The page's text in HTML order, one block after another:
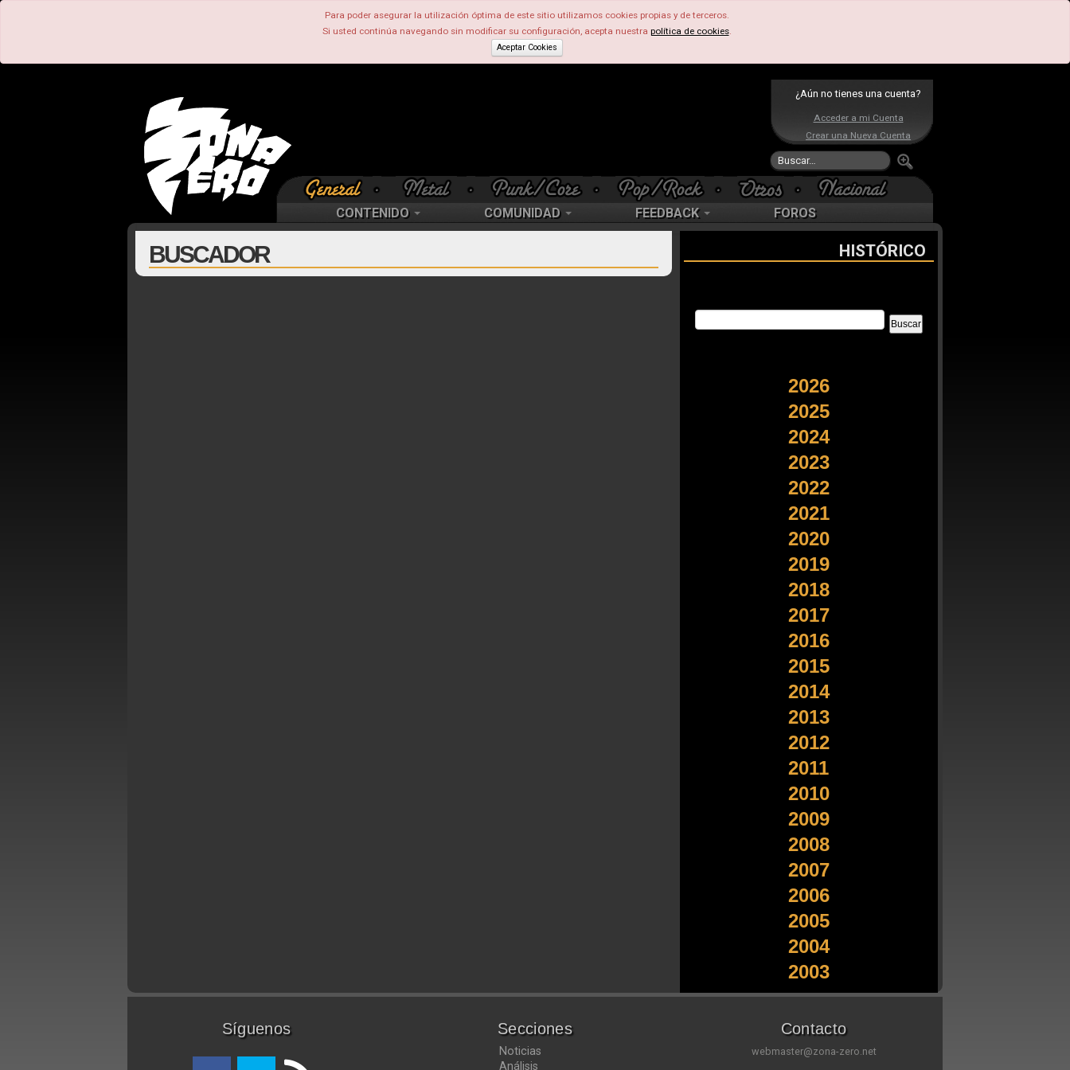
Para poder asegurar la utilización óptima de este sitio utilizamos cookies propias y de terceros.
Si usted continúa navegando sin modificar su configuración, acepta nuestra política de cookies.
Aceptar Cookies
¿Aún no tienes una cuenta?
Acceder a mi Cuenta
Crear una Nueva Cuenta
CONTENIDO COMUNIDAD FEEDBACK FOROS
BUSCADOR HISTÓRICO
2026
2025
2024
2023
2022
2021
2020
2019
2018
2017
2016
2015
2014
2013
2012
2011
2010
2009
2008
2007
2006
2005
2004
2003
Síguenos Secciones
Noticias
Análisis
Contacto
webmaster@zona-zero.net